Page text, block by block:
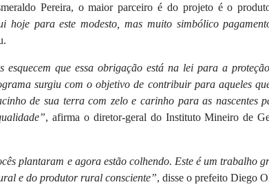
Pereira, o maior parceiro é do projeto é o
hoje para este modesto, mas muito simbólico
esquecem que essa obrigação está na lei para a
surgiu com o objetivo de contribuir para aqueles
de sua terra com zelo e carinho para as nascentes
, afirma o diretor-geral do Instituto Mineiro de
plantaram e agora estão colhendo. Este é um trabalho
e do produtor rural consciente”, disse o prefeito Diego